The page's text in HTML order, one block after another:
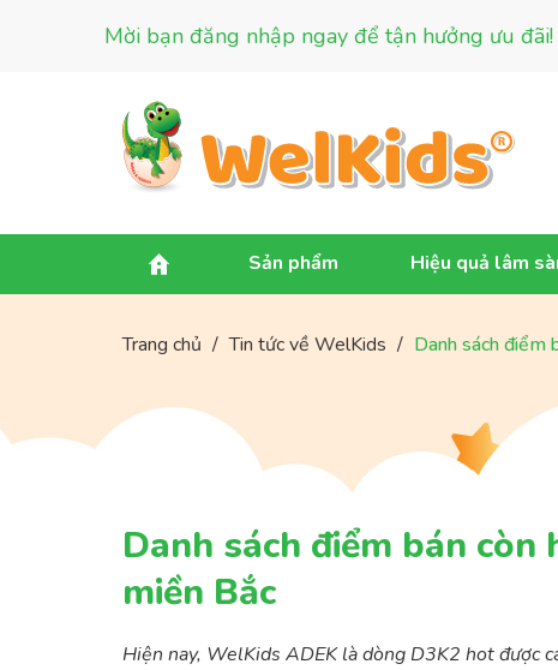
Mời bạn đăng nhập ngay để tận hưởng ưu đãi!
Sản phẩm Hiệu quả lâm
Trang chủ / Tin tức về WelKids / Danh sách điểm
Danh sách điểm bán
miền Bắc
Hiện nay, WelKids ADEK là dòng D3K2 hot được